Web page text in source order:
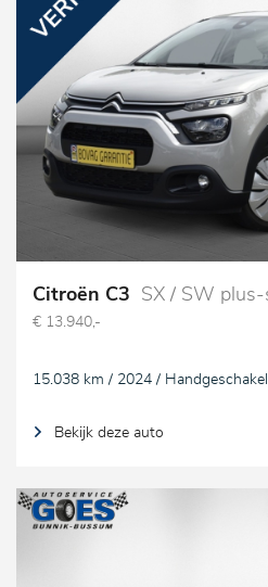
Citroën C3 SX / SW
€ 13.940,-
15.038 km / 2024 /
Bekijk deze auto